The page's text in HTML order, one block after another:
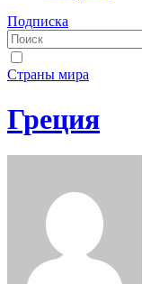
Подписка
Страны мира
Греция